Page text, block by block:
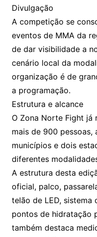
Divulgação
A competição se
eventos de MMA da
de dar visibilidade a
cenário local da
organização é de
a programação.
Estrutura e alcance
O Zona Norte Fight já
mais de 900 pessoas,
municípios e dois
diferentes
A estrutura desta
oficial, palco,
telão de LED, sistema
pontos de hidratação
também destaca